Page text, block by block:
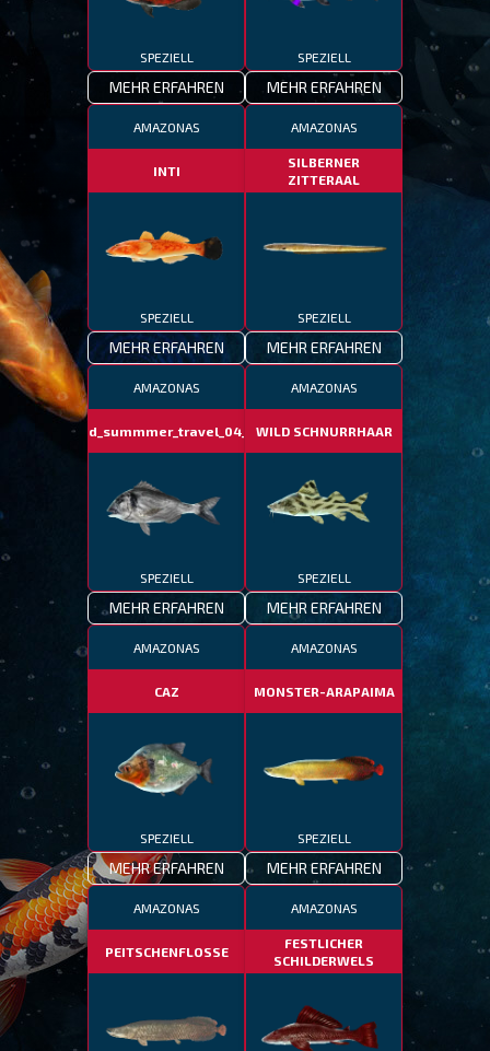
SPEZIELL
MEHR ERFAHREN
SPEZIELL
MEHR ERFAHREN
AMAZONAS
INTI
SPEZIELL
MEHR ERFAHREN
AMAZONAS
SILBERNER
ZITTERAAL
SPEZIELL
MEHR ERFAHREN
AMAZONAS
fotd_summmer_travel_04_06
SPEZIELL
MEHR ERFAHREN
AMAZONAS
WILD SCHNURRHAAR
SPEZIELL
MEHR ERFAHREN
AMAZONAS
CAZ
SPEZIELL
MEHR ERFAHREN
AMAZONAS
MONSTER-ARAPAIMA
SPEZIELL
MEHR ERFAHREN
AMAZONAS
PEITSCHENFLOSSE
AMAZONAS
FESTLICHER
SCHILDERWELS